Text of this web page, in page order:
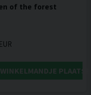
of the forest
WINKELMANDJE